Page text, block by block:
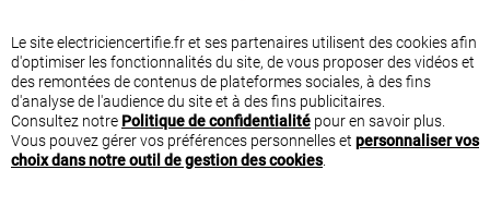
SITUER DEHEDIN SEBASTIEN À FOUGEROLLES-
SAINT-VALBERT
Le site electriciencertifie.fr et ses partenaires utilisent des cookies afin
d'optimiser les fonctionnalités du site, de vous proposer des vidéos et
des remontées de contenus de plateformes sociales, à des fins
d'analyse de l'audience du site et à des fins publicitaires.
Consultez notre Politique de confidentialité pour en savoir plus.
Vous pouvez gérer vos préférences personnelles et personnaliser vos
choix dans notre outil de gestion des cookies.